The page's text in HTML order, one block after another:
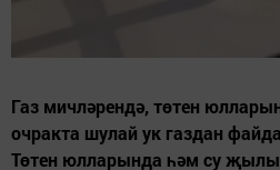
Газ мичләрендә, төтен
очракта шулай ук газдан
Төтен юлларында һәм су